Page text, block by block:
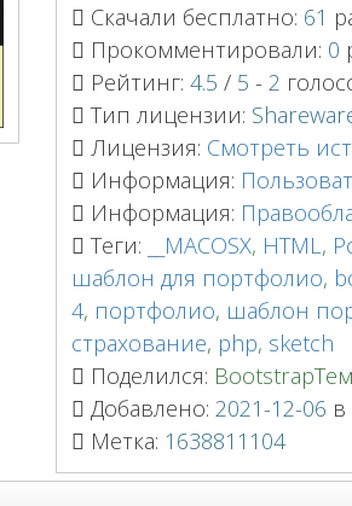
Скачали бесплатно: 61
Прокомментировали: 0
Рейтинг: 4.5 / 5 - 2
Тип лицензии:
Лицензия: Смотреть
Информация:
Информация:
Теги:
__MACOSX, HTML,
шаблон для портфолио,
4, портфолио, шаблон
страхование, php, sketch
Поделился:
Добавлено: 2021-12-06 в
Метка: 1638811104